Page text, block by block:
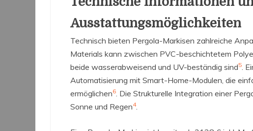
Ausstattungsmöglichkeiten
Technisch bieten Pergola-Markisen zahlreiche
Materials kann zwischen PVC-beschichtetem
beide wasserabweisend und UV-beständig sind5 .
Automatisierung mit Smart-Home-Modulen, die
ermöglichen6 . Die Strukturelle Integration einer
Sonne und Regen4.